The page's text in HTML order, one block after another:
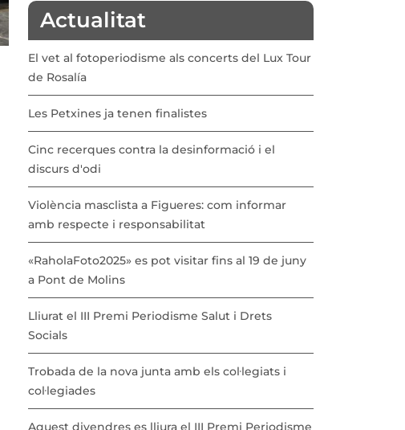
Actualitat
El vet al fotoperiodisme als concerts del Lux Tour
de Rosalía
Les Petxines ja tenen finalistes
Cinc recerques contra la desinformació i el
discurs d'odi
Violència masclista a Figueres: com informar
amb respecte i responsabilitat
«RaholaFoto2025» es pot visitar fins al 19 de juny
a Pont de Molins
Lliurat el III Premi Periodisme Salut i Drets
Socials
Trobada de la nova junta amb els col·legiats i
col·legiades
Aquest divendres es lliura el III Premi Periodisme